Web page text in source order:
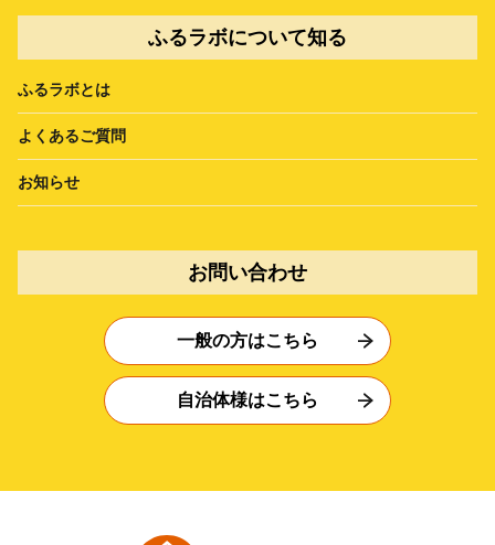
ふるラボについて知る
ふるラボとは
よくあるご質問
お知らせ
お問い合わせ
一般の方はこちら
自治体様はこちら